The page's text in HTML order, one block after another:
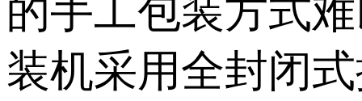
的手工包装方式
装机采用全封闭